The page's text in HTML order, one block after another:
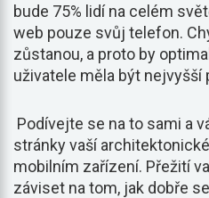
bude 75% lidí na celém
web pouze svůj telefon.
zůstanou, a proto by
uživatele měla být nejvyšší
Podívejte se na to sami a
stránky vaší
mobilním zařízení. Přežití
záviset na tom, jak dobře